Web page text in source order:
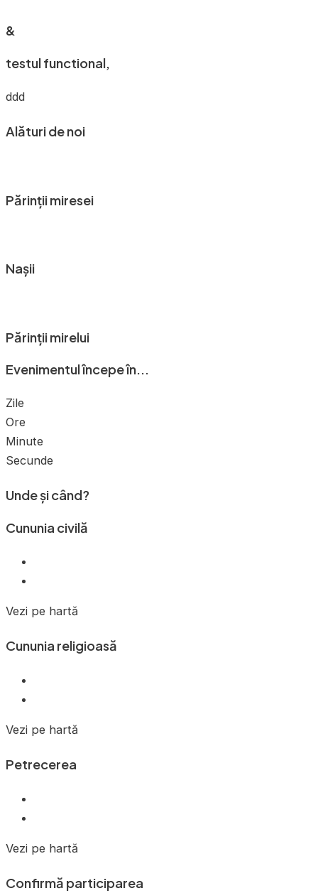
&
testul functional,
ddd
Alături de noi
Părinții miresei
Nașii
Părinții mirelui
Evenimentul începe în...
Zile
Ore
Minute
Secunde
Unde și când?
Cununia civilă
Vezi pe hartă
Cununia religioasă
Vezi pe hartă
Petrecerea
Vezi pe hartă
Confirmă participarea